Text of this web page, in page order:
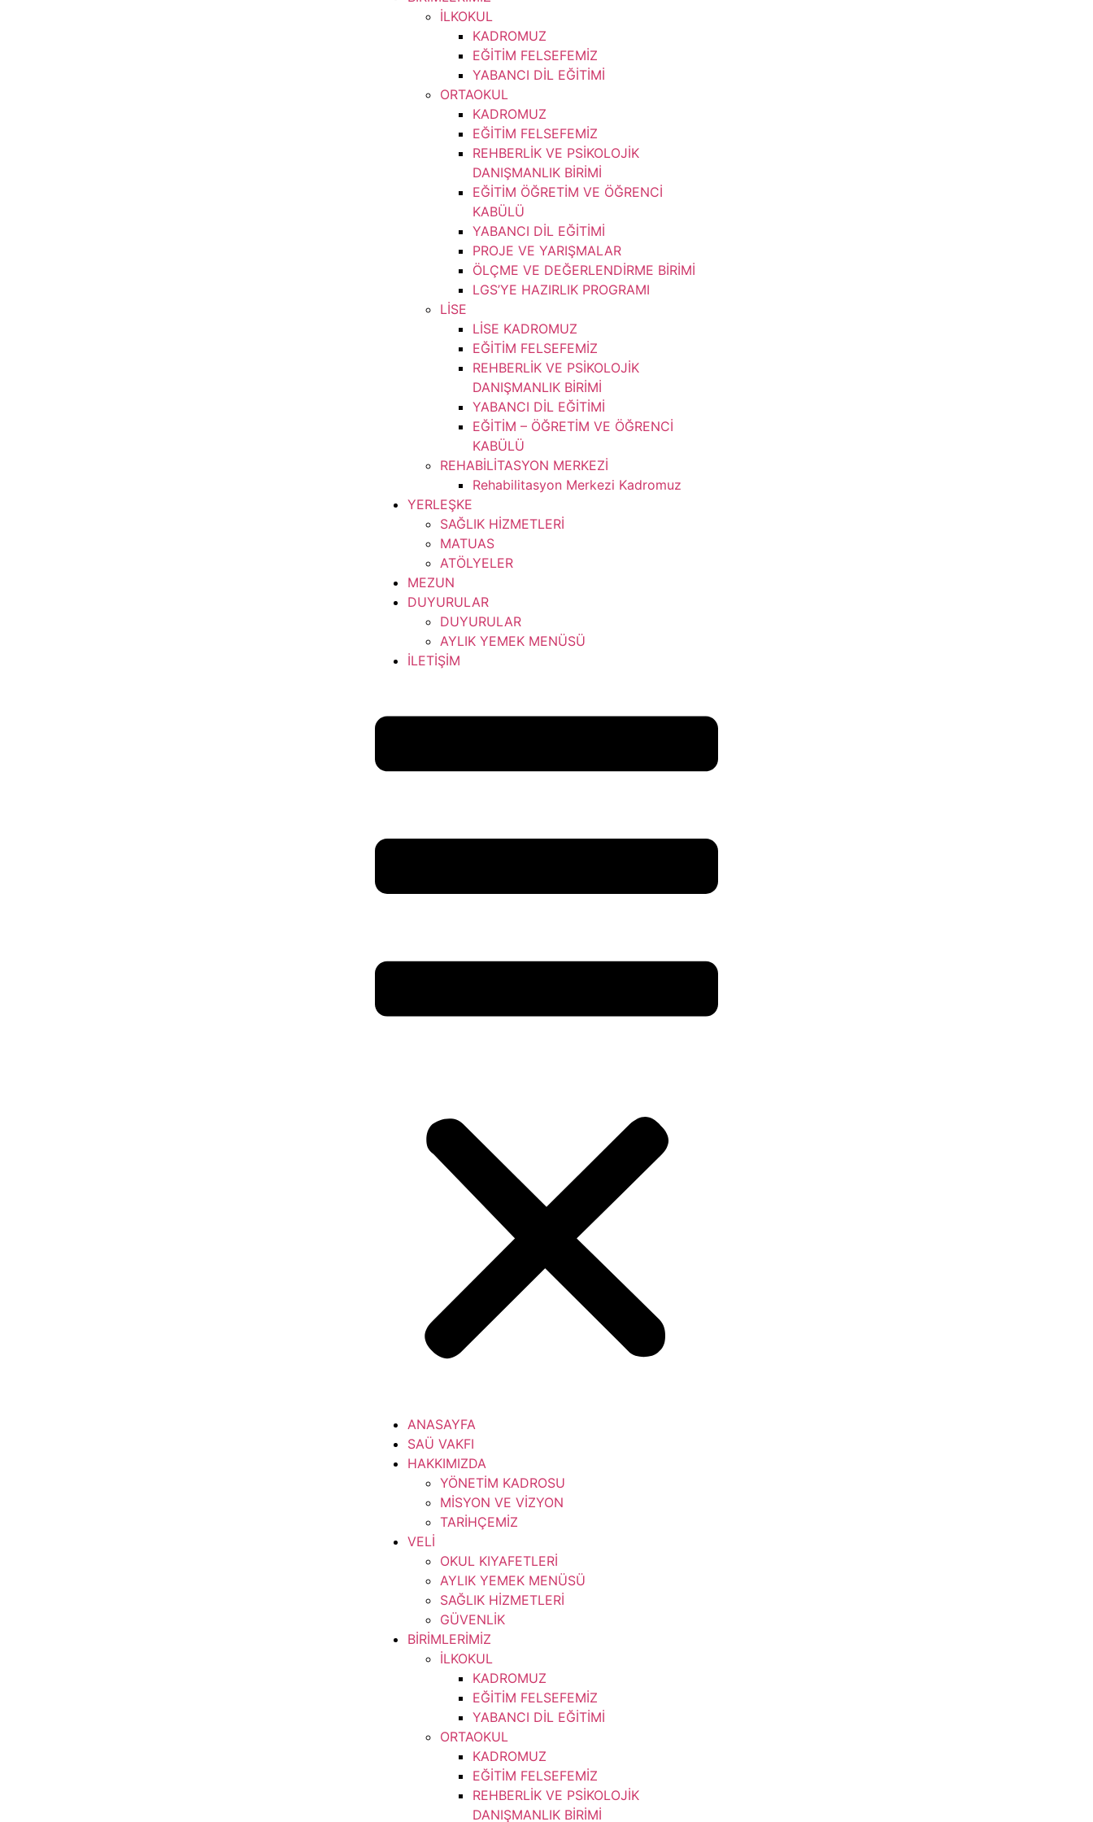
İLKOKUL
KADROMUZ
EĞİTİM FELSEFEMİZ
YABANCI DİL EĞİTİMİ
ORTAOKUL
KADROMUZ
EĞİTİM FELSEFEMİZ
REHBERLİK VE PSİKOLOJİK
DANIŞMANLIK BİRİMİ
EĞİTİM ÖĞRETİM VE ÖĞRENCİ
KABÜLÜ
YABANCI DİL EĞİTİMİ
PROJE VE YARIŞMALAR
ÖLÇME VE DEĞERLENDİRME BİRİMİ
LGS’YE HAZIRLIK PROGRAMI
LİSE
LİSE KADROMUZ
EĞİTİM FELSEFEMİZ
REHBERLİK VE PSİKOLOJİK
DANIŞMANLIK BİRİMİ
YABANCI DİL EĞİTİMİ
EĞİTİM – ÖĞRETİM VE ÖĞRENCİ
KABÜLÜ
REHABİLİTASYON MERKEZİ
Rehabilitasyon Merkezi Kadromuz
YERLEŞKE
SAĞLIK HİZMETLERİ
MATUAS
ATÖLYELER
MEZUN
DUYURULAR
DUYURULAR
AYLIK YEMEK MENÜSÜ
İLETİŞİM
ANASAYFA
SAÜ VAKFI
HAKKIMIZDA
YÖNETİM KADROSU
MİSYON VE VİZYON
TARİHÇEMİZ
VELİ
OKUL KIYAFETLERİ
AYLIK YEMEK MENÜSÜ
SAĞLIK HİZMETLERİ
GÜVENLİK
BİRİMLERİMİZ
İLKOKUL
KADROMUZ
EĞİTİM FELSEFEMİZ
YABANCI DİL EĞİTİMİ
ORTAOKUL
KADROMUZ
EĞİTİM FELSEFEMİZ
REHBERLİK VE PSİKOLOJİK
DANIŞMANLIK BİRİMİ